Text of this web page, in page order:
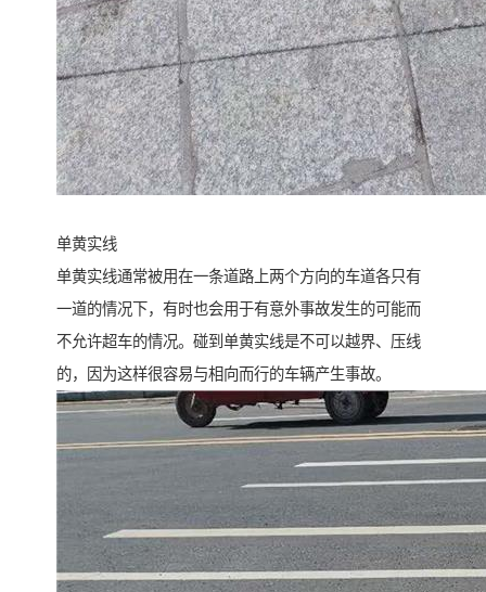
单黄实线
单黄实线通常被用在一条道路上两个方向的车道各只有
一道的情况下，有时也会用于有意外事故发生的可能而
不允许超车的情况。碰到单黄实线是不可以越界、压线
的，因为这样很容易与相向而行的车辆产生事故。